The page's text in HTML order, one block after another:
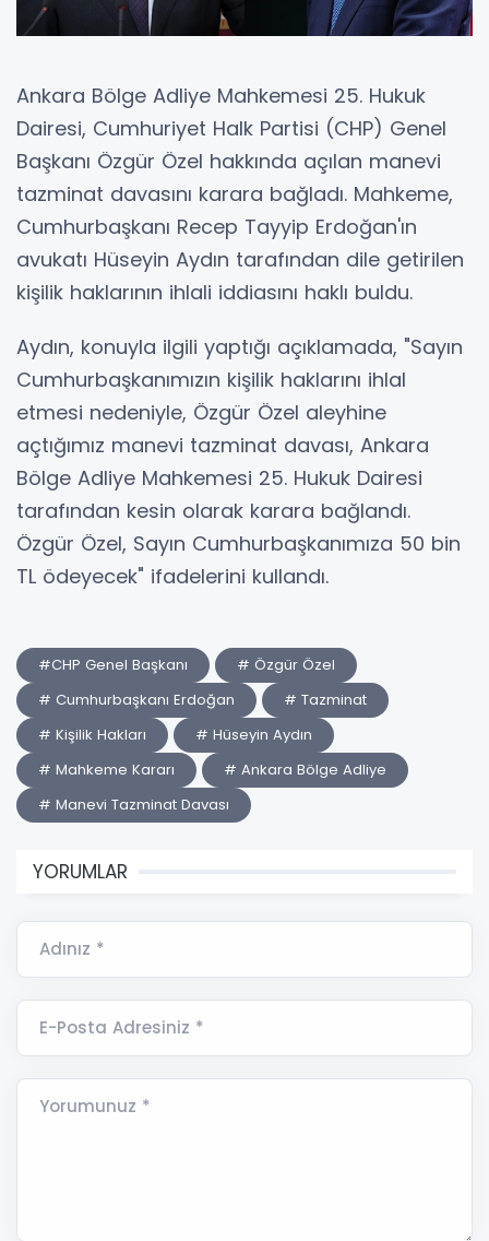
Ankara Bölge Adliye Mahkemesi 25. Hukuk
Dairesi, Cumhuriyet Halk Partisi (CHP) Genel
Başkanı Özgür Özel hakkında açılan manevi
tazminat davasını karara bağladı. Mahkeme,
Cumhurbaşkanı Recep Tayyip Erdoğan'ın
avukatı Hüseyin Aydın tarafından dile getirilen
kişilik haklarının ihlali iddiasını haklı buldu.
Aydın, konuyla ilgili yaptığı açıklamada, "Sayın
Cumhurbaşkanımızın kişilik haklarını ihlal
etmesi nedeniyle, Özgür Özel aleyhine
açtığımız manevi tazminat davası, Ankara
Bölge Adliye Mahkemesi 25. Hukuk Dairesi
tarafından kesin olarak karara bağlandı.
Özgür Özel, Sayın Cumhurbaşkanımıza 50 bin
TL ödeyecek" ifadelerini kullandı.
#CHP Genel Başkanı
# Özgür Özel
# Cumhurbaşkanı Erdoğan
# Tazminat
# Kişilik Hakları
# Hüseyin Aydın
# Mahkeme Kararı
# Ankara Bölge Adliye
# Manevi Tazminat Davası
YORUMLAR
Adınız *
E-Posta Adresiniz *
Yorumunuz *